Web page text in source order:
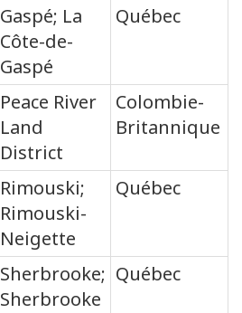
Gaspé; La
Côte-de-
Gaspé
Québec
Peace River
Land
District
Colombie-
Britannique
Rimouski;
Rimouski-
Neigette
Québec
Sherbrooke;
Sherbrooke
Québec